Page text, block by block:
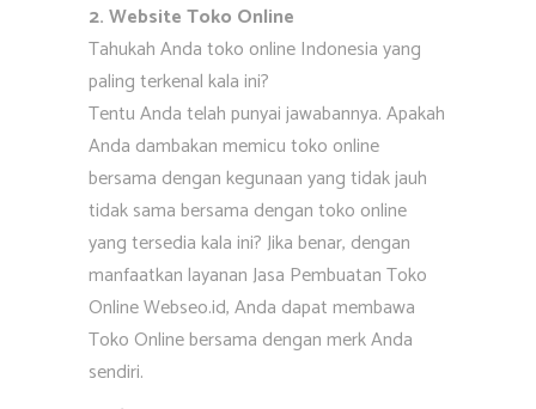
2. Website Toko Online
Tahukah Anda toko online Indonesia yang
paling terkenal kala ini?
Tentu Anda telah punyai jawabannya. Apakah
Anda dambakan memicu toko online
bersama dengan kegunaan yang tidak jauh
tidak sama bersama dengan toko online
yang tersedia kala ini? Jika benar, dengan
manfaatkan layanan Jasa Pembuatan Toko
Online Webseo.id, Anda dapat membawa
Toko Online bersama dengan merk Anda
sendiri.